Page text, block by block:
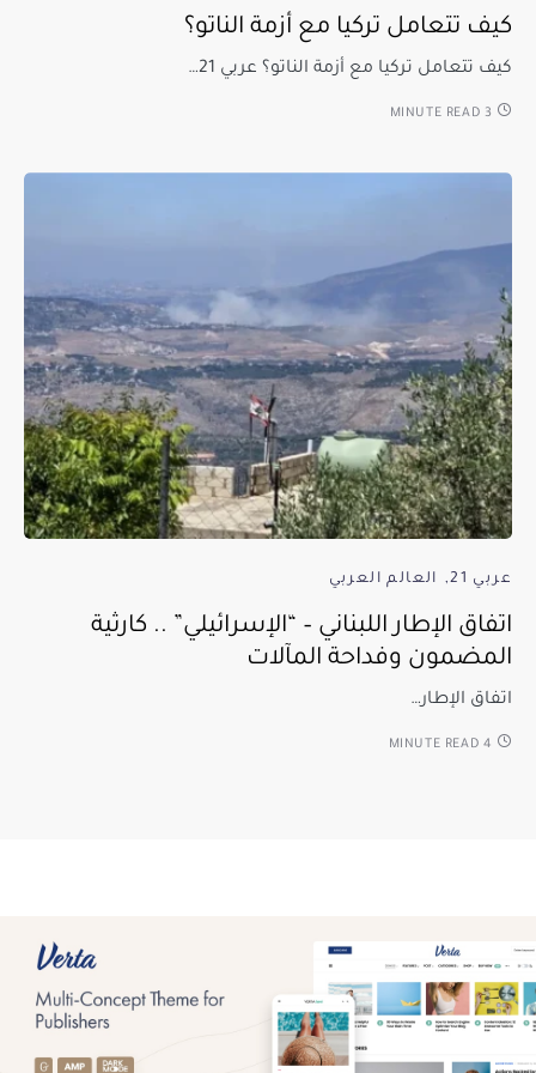
كيف تتعامل تركيا مع أزمة الناتو؟
كيف تتعامل تركيا مع أزمة الناتو؟ عربي 21…
3 MINUTE READ
عربي 21 العالم العربي
اتفاق الإطار اللبناني – “الإسرائيلي” .. كارثية
المضمون وفداحة المآلات
اتفاق الإطار…
4 MINUTE READ